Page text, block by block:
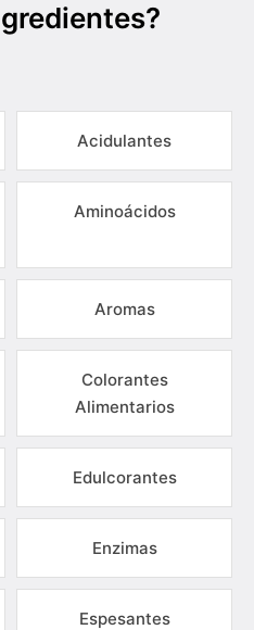
Acidulantes
Aminoácidos
Aromas
Colorantes
Alimentarios
Edulcorantes
Enzimas
Espesantes